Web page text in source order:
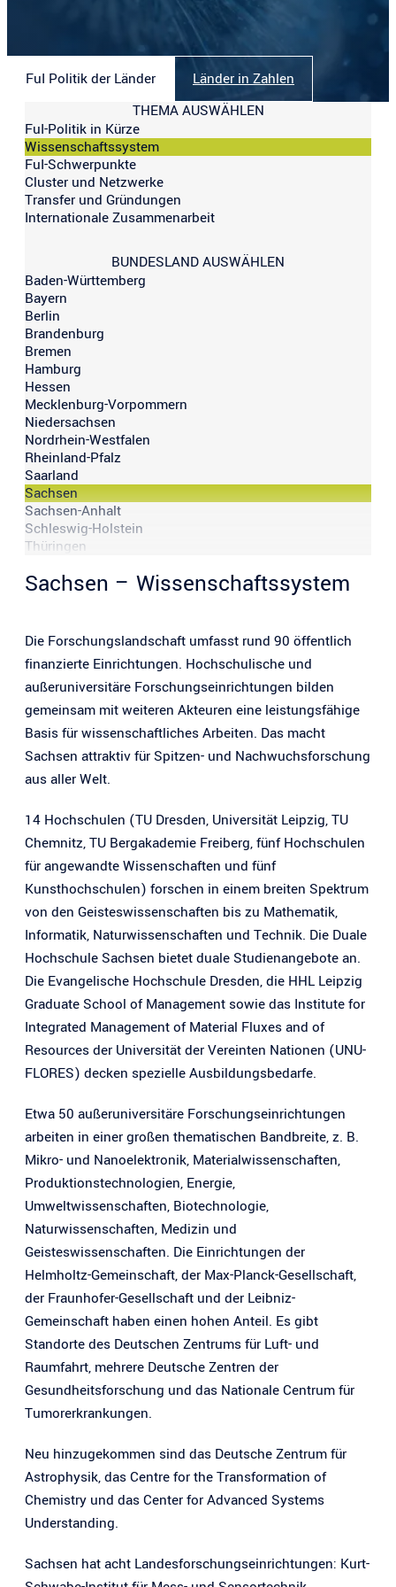
FuI Politik der Länder
Länder in Zahlen
THEMA AUSWÄHLEN
FuI-Politik in Kürze
Wissenschaftssystem
FuI-Schwerpunkte
Cluster und Netzwerke
Transfer und Gründungen
Internationale Zusammenarbeit
BUNDESLAND AUSWÄHLEN
Baden-Württemberg
Bayern
Berlin
Brandenburg
Bremen
Hamburg
Hessen
Mecklenburg-Vorpommern
Niedersachsen
Nordrhein-Westfalen
Rheinland-Pfalz
Saarland
Sachsen
Sachsen-Anhalt
Schleswig-Holstein
Thüringen
Sachsen – Wissenschaftssystem
Die Forschungslandschaft umfasst rund 90 öffentlich
finanzierte Einrichtungen. Hochschulische und
außeruniversitäre Forschungseinrichtungen bilden
gemeinsam mit weiteren Akteuren eine leistungsfähige
Basis für wissenschaftliches Arbeiten. Das macht
Sachsen attraktiv für Spitzen- und Nachwuchsforschung
aus aller Welt.
14 Hochschulen (TU Dresden, Universität Leipzig, TU
Chemnitz, TU Bergakademie Freiberg, fünf Hochschulen
für angewandte Wissenschaften und fünf
Kunsthochschulen) forschen in einem breiten Spektrum
von den Geisteswissenschaften bis zu Mathematik,
Informatik, Naturwissenschaften und Technik. Die Duale
Hochschule Sachsen bietet duale Studienangebote an.
Die Evangelische Hochschule Dresden, die HHL Leipzig
Graduate School of Management sowie das Institute for
Integrated Management of Material Fluxes and of
Resources der Universität der Vereinten Nationen (UNU-
FLORES) decken spezielle Ausbildungsbedarfe.
Etwa 50 außeruniversitäre Forschungseinrichtungen
arbeiten in einer großen thematischen Bandbreite, z. B.
Mikro- und Nanoelektronik, Materialwissenschaften,
Produktionstechnologien, Energie,
Umweltwissenschaften, Biotechnologie,
Naturwissenschaften, Medizin und
Geisteswissenschaften. Die Einrichtungen der
Helmholtz-Gemeinschaft, der Max-Planck-Gesellschaft,
der Fraunhofer-Gesellschaft und der Leibniz-
Gemeinschaft haben einen hohen Anteil. Es gibt
Standorte des Deutschen Zentrums für Luft- und
Raumfahrt, mehrere Deutsche Zentren der
Gesundheitsforschung und das Nationale Centrum für
Tumorerkrankungen.
Neu hinzugekommen sind das Deutsche Zentrum für
Astrophysik, das Centre for the Transformation of
Chemistry und das Center for Advanced Systems
Understanding.
Sachsen hat acht Landesforschungseinrichtungen: Kurt-